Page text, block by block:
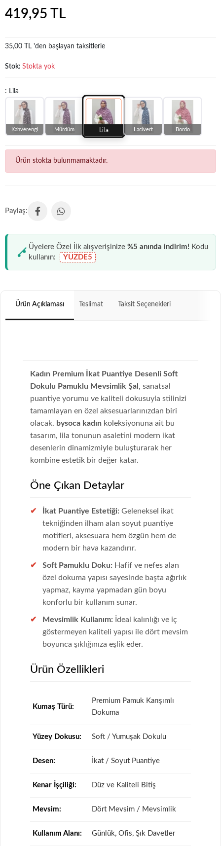
419,95 TL
35,00 TL 'den başlayan taksitlerle
Stok: Stokta yok
: Lila
Kahverengi Mürdüm Lila Lacivert Bordo
Ürün stokta bulunmamaktadır.
Üyelere Özel İlk alışverişinize %5 anında indirim! Kodu
kullanın:
YUZDE5
Ürün Açıklaması Teslimat Taksit Seçenekleri
Kadın Premium İkat Puantiye Desenli Soft
Dokulu Pamuklu Mevsimlik Şal , sanatsal
puantiye yorumu ve kaliteli dokusuyla stilinizi
tamamlayan en özel aksesuarlarınızdan biri
olacak. bysoca kadın koleksiyonuna ait bu
tasarım, lila tonunun asaletini modern ikat
desenlerin dinamizmiyle buluşturarak her
kombine estetik bir değer katar.
Öne Çıkan Detaylar
İkat Puantiye Estetiği: Geleneksel ikat
tekniğinden ilham alan soyut puantiye
motifleri, aksesuara hem özgün hem de
modern bir hava kazandırır.
Soft Pamuklu Doku: Hafif ve nefes alan
özel dokuma yapısı sayesinde başta ağırlık
yapmaz, kayma yapmadan gün boyu
konforlu bir kullanım sunar.
Mevsimlik Kullanım: İdeal kalınlığı ve iç
göstermeyen kaliteli yapısı ile dört mevsim
boyunca şıklığınıza eşlik eder.
Ürün Özellikleri
Kumaş Türü:
Premium Pamuk Karışımlı
Dokuma
Yüzey Dokusu: Soft / Yumuşak Dokulu
Desen: İkat / Soyut Puantiye
Kenar İşçiliği: Düz ve Kaliteli Bitiş
Mevsim: Dört Mevsim / Mevsimlik
Kullanım Alanı: Günlük, Ofis, Şık Davetler